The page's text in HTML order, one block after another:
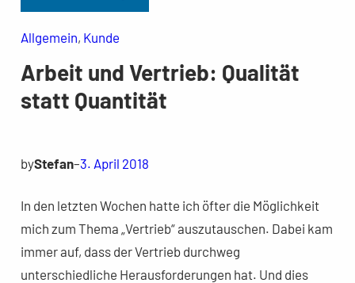
Allgemein, Kunde
Arbeit und Vertrieb: Qualität
statt Quantität
byStefan–3. April 2018
In den letzten Wochen hatte ich öfter die Möglichkeit
mich zum Thema „Vertrieb“ auszutauschen. Dabei kam
immer auf, dass der Vertrieb durchweg
unterschiedliche Herausforderungen hat. Und dies